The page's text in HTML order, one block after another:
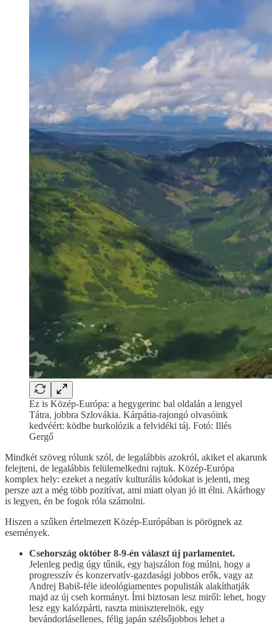
Ez is Közép-Európa: a hegygerinc bal oldalán a lengyel
Tátra, jobbra Szlovákia. Kárpátia-rajongó olvasóink
kedvéért: ködbe burkolózik a felvidéki táj. Fotó: Illés
Gergő
Mindkét szöveg rólunk szól, de legalábbis azokról, akiket el akarunk
felejteni, de legalábbis felülemelkedni rajtuk. Közép-Európa
komplex hely: ezeket a negatív kulturális kódokat is jelenti, meg
persze azt a még több pozitívat, ami miatt olyan jó itt élni. Akárhogy
is legyen, én be fogok róla számolni.
Hiszen a szűken értelmezett Közép-Európában is pörögnek az
események.
Csehország október 8-9-én választ új parlamentet.
Jelenleg pedig úgy tűnik, egy hajszálon fog múlni, hogy a
progresszív és konzervatív-gazdasági jobbos erők, vagy az
Andrej Babiš-féle ideológiamentes populisták alakíthatják
majd az új cseh kormányt. Írni biztosan lesz miről: lehet, hogy
lesz egy kalózpárti, raszta miniszterelnök, egy
bevándorlásellenes, félig japán szélsőjobbos lehet a